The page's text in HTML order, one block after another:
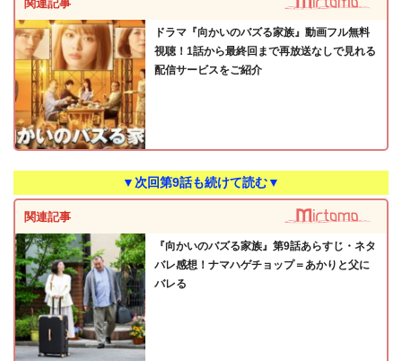
関連記事
ドラマ『向かいのバズる家族』動画フル無料
視聴！1話から最終回まで再放送なしで見れる
配信サービスをご紹介
▼次回第9話も続けて読む▼
関連記事
『向かいのバズる家族』第9話あらすじ・ネタ
バレ感想！ナマハゲチョップ＝あかりと父に
バレる